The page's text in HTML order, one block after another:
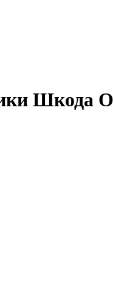
Шкода